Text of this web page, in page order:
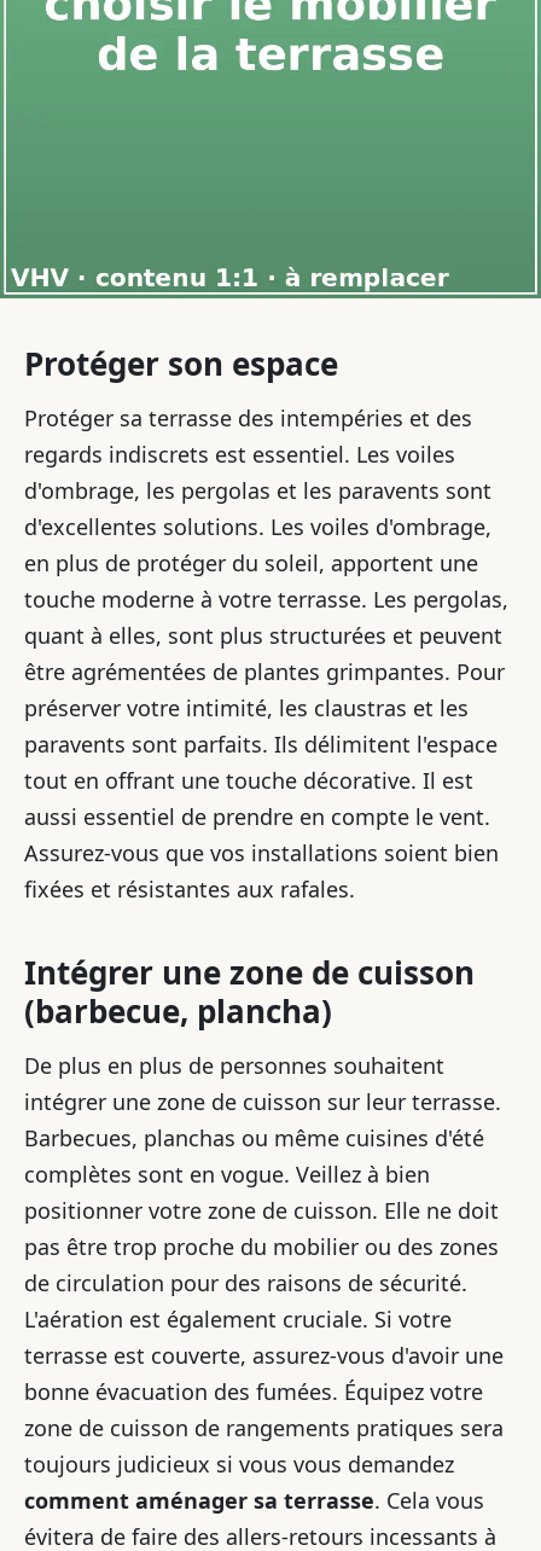
Protéger son espace
Protéger sa terrasse des intempéries et des
regards indiscrets est essentiel. Les voiles
d'ombrage, les pergolas et les paravents sont
d'excellentes solutions. Les voiles d'ombrage,
en plus de protéger du soleil, apportent une
touche moderne à votre terrasse. Les pergolas,
quant à elles, sont plus structurées et peuvent
être agrémentées de plantes grimpantes. Pour
préserver votre intimité, les claustras et les
paravents sont parfaits. Ils délimitent l'espace
tout en offrant une touche décorative. Il est
aussi essentiel de prendre en compte le vent.
Assurez-vous que vos installations soient bien
fixées et résistantes aux rafales.
Intégrer une zone de cuisson
(barbecue, plancha)
De plus en plus de personnes souhaitent
intégrer une zone de cuisson sur leur terrasse.
Barbecues, planchas ou même cuisines d'été
complètes sont en vogue. Veillez à bien
positionner votre zone de cuisson. Elle ne doit
pas être trop proche du mobilier ou des zones
de circulation pour des raisons de sécurité.
L'aération est également cruciale. Si votre
terrasse est couverte, assurez-vous d'avoir une
bonne évacuation des fumées. Équipez votre
zone de cuisson de rangements pratiques sera
toujours judicieux si vous vous demandez
comment aménager sa terrasse. Cela vous
évitera de faire des allers-retours incessants à